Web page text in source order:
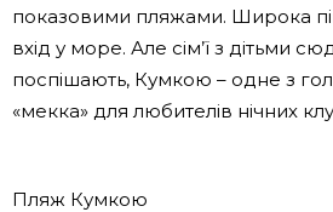
показовими пляжами. Широка
вхід у море. Але сім’ї з дітьми
поспішають, Кумкою – одне з
«мекка» для любителів нічних
Пляж Кумкою